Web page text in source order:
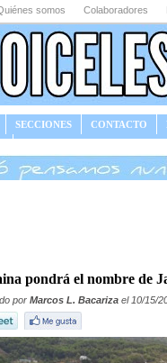
somos Colaboradores
SECCIONES CONTACTO
pondrá el nombre de
por Marcos L. Bacariza el 10/15/